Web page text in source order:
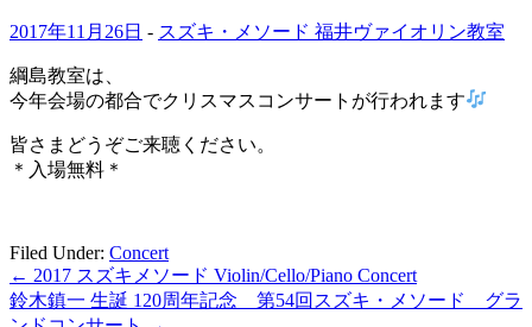
2017年11月26日 - スズキ・メソード 福井ヴァイオリン教室
綱島教室は、
今年会場の都合でクリスマスコンサートが行われます
皆さまどうぞご来聴ください。
＊入場無料＊
Filed Under: Concert
Post
navigation
← 2017 スズキメソード Violin/Cello/Piano Concert
鈴木鎮一 生誕 120周年記念 第54回スズキ・メソード グラ